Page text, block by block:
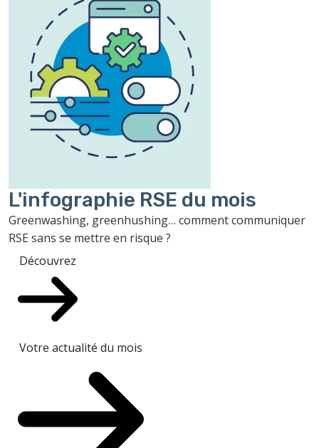
L'infographie RSE du mois
Greenwashing, greenhushing… comment communiquer
RSE sans se mettre en risque ?
Découvrez
Votre actualité du mois